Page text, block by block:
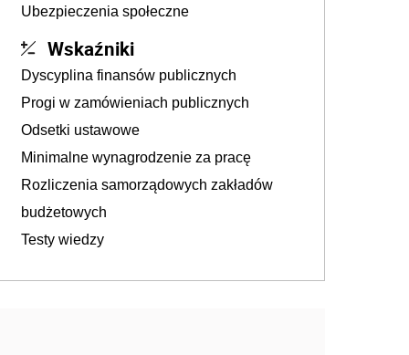
Ubezpieczenia społeczne
Wskaźniki
Dyscyplina finansów publicznych
Progi w zamówieniach publicznych
Odsetki ustawowe
Minimalne wynagrodzenie za pracę
Rozliczenia samorządowych zakładów
budżetowych
Testy wiedzy